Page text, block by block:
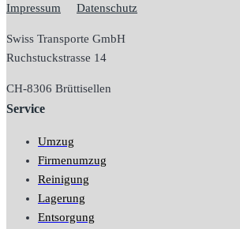
Impressum Datenschutz
Swiss Transporte GmbH
Ruchstuckstrasse 14
CH-8306 Brüttisellen
Service
Umzug
Firmenumzug
Reinigung
Lagerung
Entsorgung